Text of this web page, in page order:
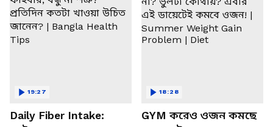
Daily Fiber Intake:
19:27
GYM করেও ওজন কমছে
18:28